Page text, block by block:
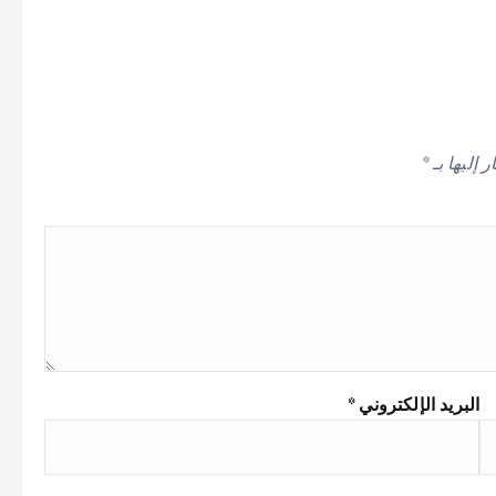
إليها بـ*
البريد الإلكتروني*